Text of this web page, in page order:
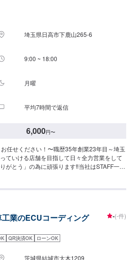
埼玉県日高市下鹿山265-6
9:00 ~ 18:00
月曜
平均7時間で返信
6,000円〜
任せください！〜職歴35年創業23年目～埼玉
ていける店舗を目指して日々全力営業をして
がとう」の為に頑張ります‼当社はSTAFF一
・パーツの詳細をオファー送信時にお送りく
し出しを無料で行っております。有償でのレ
。<定休日・営業時間>定休日：月曜日営業時
業のECUコーディング -(-件)
QR決済OK ローンOK
茨城県結城市大木1209